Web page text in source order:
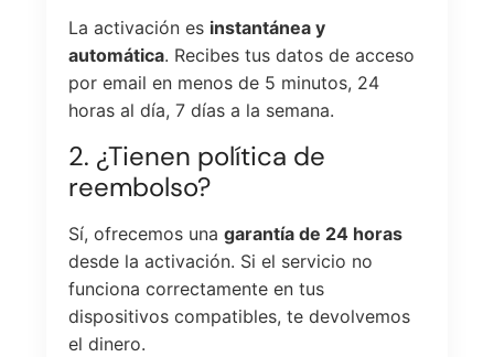
La activación es instantánea y
automática. Recibes tus datos de acceso
por email en menos de 5 minutos, 24
horas al día, 7 días a la semana.
2. ¿Tienen política de
reembolso?
Sí, ofrecemos unagarantía de 24 horas
desde la activación. Si el servicio no
funciona correctamente en tus
dispositivos compatibles, te devolvemos
el dinero.